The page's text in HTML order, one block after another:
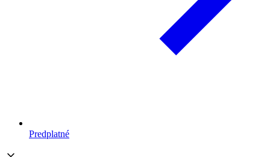
Predplatné